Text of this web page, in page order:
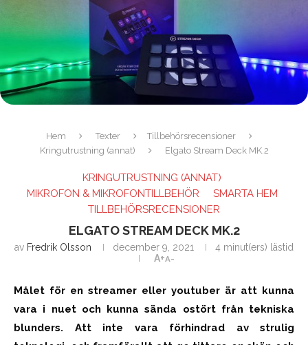
Hem Texter
Tillbehörsrecensioner
Kringutrustning (annat)
Elgato Stream Deck MK.2
KRINGUTRUSTNING (ANNAT)
MIKROFON & MIKROFONTILLBEHÖR
SMARTA HEM
TILLBEHÖRSRECENSIONER
ELGATO STREAM DECK MK.2
av Fredrik Olsson december 9, 2021
4 minut(ers) lästid
A+A-
Målet för en streamer eller youtuber är att kunna
vara i nuet och kunna sända ostört från tekniska
blunders. Att inte vara förhindrad av strulig